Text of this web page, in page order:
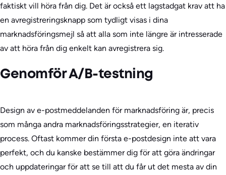
faktiskt vill höra från dig. Det är också ett lagstadgat krav att ha
en avregistreringsknapp som tydligt visas i dina
marknadsföringsmejl så att alla som inte längre är intresserade
av att höra från dig enkelt kan avregistrera sig.
Genomför A/B-testning
Design av e-postmeddelanden för marknadsföring är, precis
som många andra marknadsföringsstrategier, en iterativ
process. Oftast kommer din första e-postdesign inte att vara
perfekt, och du kanske bestämmer dig för att göra ändringar
och uppdateringar för att se till att du får ut det mesta av din